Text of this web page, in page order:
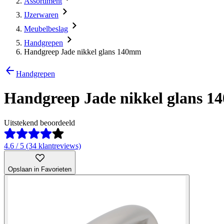
IJzerwaren
Meubelbeslag
Handgrepen
Handgreep Jade nikkel glans 140mm
Handgrepen
Handgreep Jade nikkel glans
Uitstekend beoordeeld
4.6 / 5 (34 klantreviews)
Opslaan in Favorieten